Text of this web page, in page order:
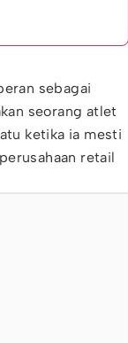
sebagai
seorang atlet
ketika ia mesti
retail